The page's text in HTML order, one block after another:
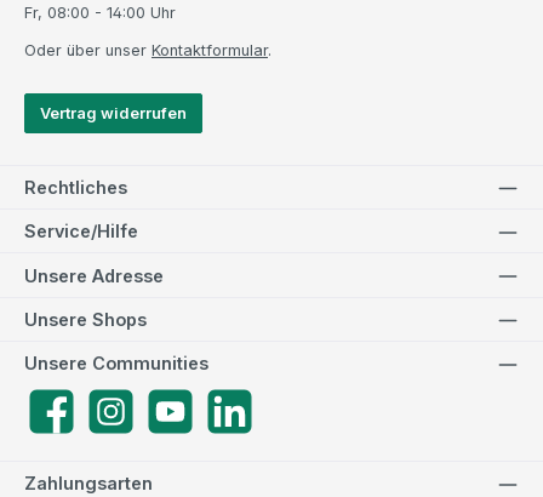
Fr, 08:00 - 14:00 Uhr
Oder über unser Kontaktformular.
Vertrag widerrufen
Rechtliches
Service/Hilfe
Zahlungsarten
Unsere Adresse
Unsere Communities
FacebookInstagramYouTube
Unsere Shops